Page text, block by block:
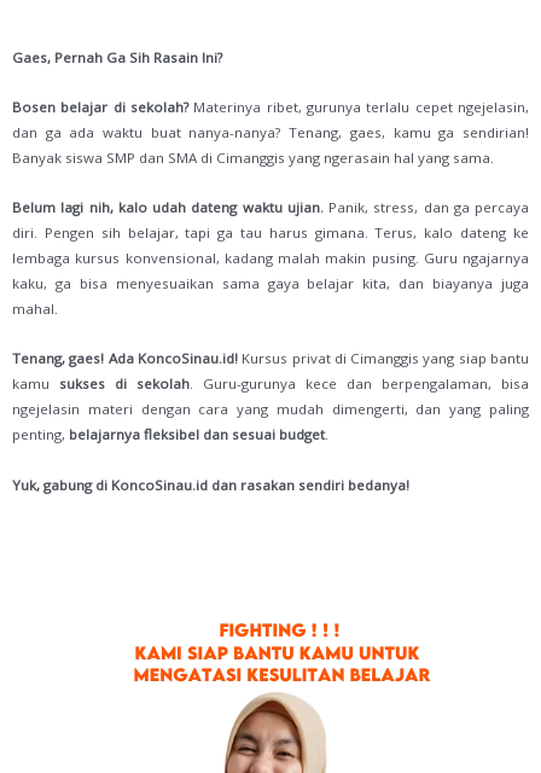
Gaes, Pernah Ga Sih Rasain Ini?
Bosen belajar di sekolah?Materinya ribet, gurunya terlalu cepet ngejelasin,
dan ga ada waktu buat nanya-nanya? Tenang, gaes, kamu ga sendirian!
Banyak siswa SMP dan SMA di Cimanggis yang ngerasain hal yang sama.
Belum lagi nih, kalo udah dateng waktu ujian.Panik, stress, dan ga percaya
diri. Pengen sih belajar, tapi ga tau harus gimana. Terus, kalo dateng ke
lembaga kursus konvensional, kadang malah makin pusing. Guru ngajarnya
kaku, ga bisa menyesuaikan sama gaya belajar kita, dan biayanya juga
mahal.
Tenang, gaes! Ada KoncoSinau.id!Kursus privat di Cimanggis yang siap bantu
kamu sukses di sekolah. Guru-gurunya kece dan berpengalaman, bisa
ngejelasin materi dengan cara yang mudah dimengerti, dan yang paling
penting, belajarnya fleksibel dan sesuai budget.
Yuk, gabung di KoncoSinau.id dan rasakan sendiri bedanya!